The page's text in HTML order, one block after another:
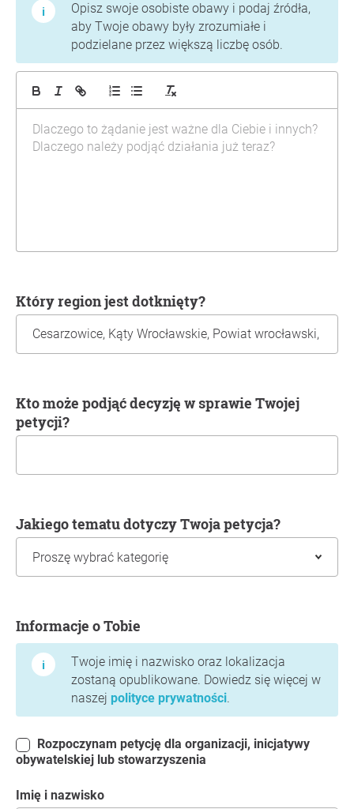
Opisz swoje osobiste obawy i podaj źródła,
aby Twoje obawy były zrozumiałe i
podzielane przez większą liczbę osób.
Który region jest dotknięty?
Kto może podjąć decyzję w sprawie Twojej
petycji?
Jakiego tematu dotyczy Twoja petycja?
Informacje o Tobie
Twoje imię i nazwisko oraz lokalizacja
zostaną opublikowane. Dowiedz się więcej w
naszej polityce prywatności.
obywatelskiej lub stowarzyszenia
Imię i nazwisko